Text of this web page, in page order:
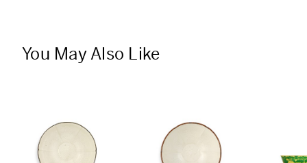
You May Also Like